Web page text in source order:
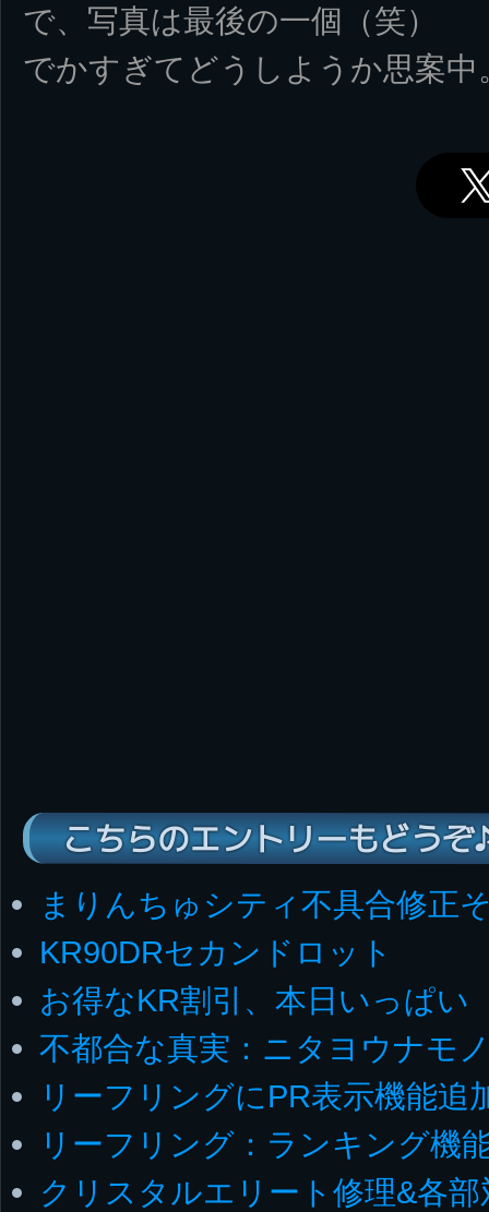
で、写真は最後の一個（笑）
でかすぎてどうしようか思案中
こちらのエントリーもどうぞ
まりんちゅシティ不具合修正
KR90DRセカンドロット
お得なKR割引、本日いっぱい
不都合な真実：ニタヨウナモ
リーフリングにPR表示機能追
リーフリング：ランキング機
クリスタルエリート修理&各部